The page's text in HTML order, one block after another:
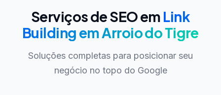
Serviços de SEO em Link
Building em Arroio do Tigre
Soluções completas para posicionar seu
negócio no topo do Google